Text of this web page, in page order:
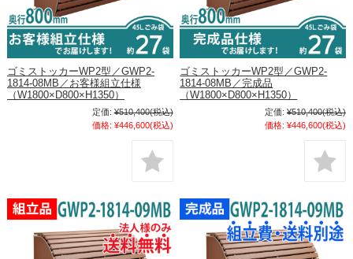
ゴミストッカーWP2型／GWP2-
1814-08MB／お客様組立仕様
（W1800×D800×H1350）
定価: ¥510,400(税込)
価格: ¥446,600(税込)
ゴミストッカーWP2型／GWP2-
1814-08MB／完成品
（W1800×D800×H1350）
定価: ¥510,400(税込)
価格: ¥446,600(税込)